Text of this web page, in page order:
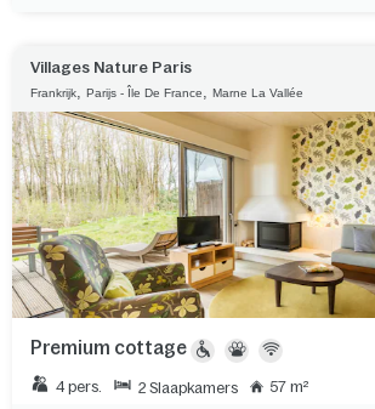
Villages Nature Paris
Frankrijk Parijs - Île De France Marne La Vallée
Premium cottage
4 pers. 2 Slaapkamers 57 m²